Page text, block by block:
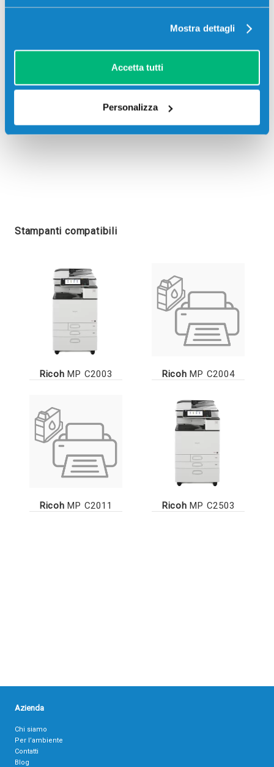
Mostra dettagli
Accetta tutti
Personalizza
Stampanti compatibili
Ricoh MP C2003 Ricoh MP C2004
Ricoh MP C2011 Ricoh MP C2503
Azienda
Chi siamo
Per l’ambiente
Contatti
Blog